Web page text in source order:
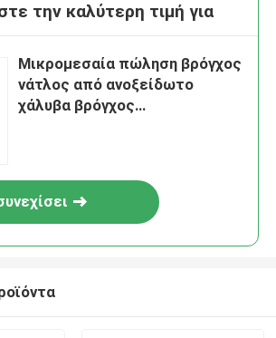
την καλύτερη τιμή για
Μικρομεσαία πώληση βρόγχος
νάτλος από ανοξείδωτο
χάλυβα βρόγχος